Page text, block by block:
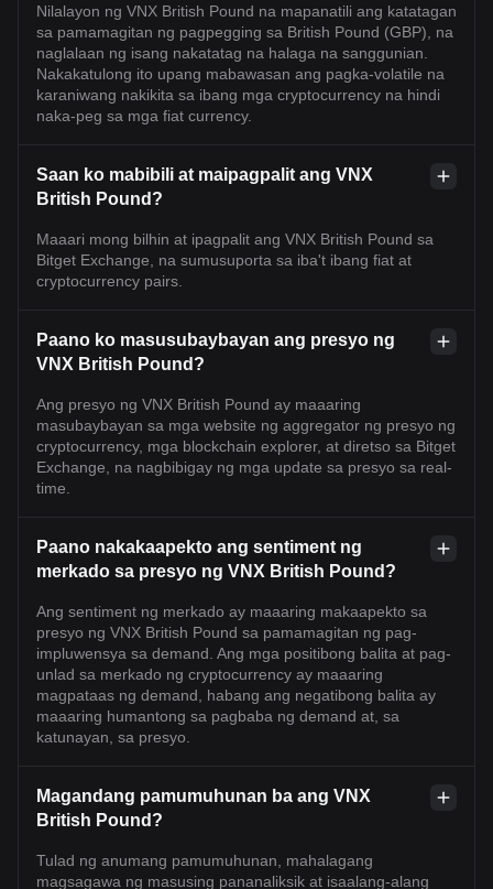
Nilalayon ng VNX British Pound na mapanatili ang katatagan
sa pamamagitan ng pagpegging sa British Pound (GBP), na
naglalaan ng isang nakatatag na halaga na sanggunian.
Nakakatulong ito upang mabawasan ang pagka-volatile na
karaniwang nakikita sa ibang mga cryptocurrency na hindi
naka-peg sa mga fiat currency.
Saan ko mabibili at maipagpalit ang VNX
British Pound?
Maaari mong bilhin at ipagpalit ang VNX British Pound sa
Bitget Exchange, na sumusuporta sa iba't ibang fiat at
cryptocurrency pairs.
Paano ko masusubaybayan ang presyo ng
VNX British Pound?
Ang presyo ng VNX British Pound ay maaaring
masubaybayan sa mga website ng aggregator ng presyo ng
cryptocurrency, mga blockchain explorer, at diretso sa Bitget
Exchange, na nagbibigay ng mga update sa presyo sa real-
time.
Paano nakakaapekto ang sentiment ng
merkado sa presyo ng VNX British Pound?
Ang sentiment ng merkado ay maaaring makaapekto sa
presyo ng VNX British Pound sa pamamagitan ng pag-
impluwensya sa demand. Ang mga positibong balita at pag-
unlad sa merkado ng cryptocurrency ay maaaring
magpataas ng demand, habang ang negatibong balita ay
maaaring humantong sa pagbaba ng demand at, sa
katunayan, sa presyo.
Magandang pamumuhunan ba ang VNX
British Pound?
Tulad ng anumang pamumuhunan, mahalagang
magsagawa ng masusing pananaliksik at isaalang-alang